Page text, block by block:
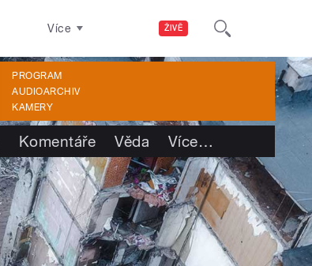
ŽIVĚ
Více
PROGRAM
AUDIOARCHIV
KAMERY
Komentáře Věda Více…